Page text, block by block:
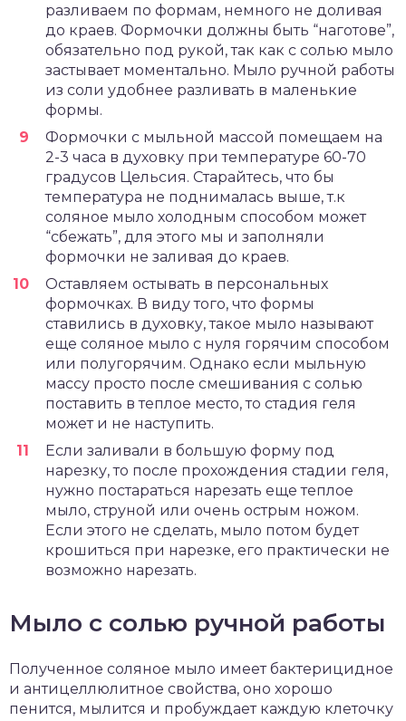
разливаем по формам, немного не доливая
до краев. Формочки должны быть “наготове”,
обязательно под рукой, так как с солью мыло
застывает моментально. Мыло ручной работы
из соли удобнее разливать в маленькие
формы.
Формочки с мыльной массой помещаем на
2-3 часа в духовку при температуре 60-70
градусов Цельсия. Старайтесь, что бы
температура не поднималась выше, т.к
соляное мыло холодным способом может
“сбежать”, для этого мы и заполняли
формочки не заливая до краев.
Оставляем остывать в персональных
формочках. В виду того, что формы
ставились в духовку, такое мыло называют
еще соляное мыло с нуля горячим способом
или полугорячим. Однако если мыльную
массу просто после смешивания с солью
поставить в теплое место, то стадия геля
может и не наступить.
Если заливали в большую форму под
нарезку, то после прохождения стадии геля,
нужно постараться нарезать еще теплое
мыло, струной или очень острым ножом.
Если этого не сделать, мыло потом будет
крошиться при нарезке, его практически не
возможно нарезать.
Мыло с солью ручной работы
Полученное соляное мыло имеет бактерицидное
и антицеллюлитное свойства, оно хорошо
пенится, мылится и пробуждает каждую клеточку